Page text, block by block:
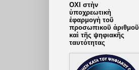
ΟΧΙ στὴν
ὑποχρεωτικὴ
ἐφαρμογὴ τοῦ
προσωπικοῦ ἀριθμοῦ
καὶ τῆς ψηφιακῆς
ταυτότητας